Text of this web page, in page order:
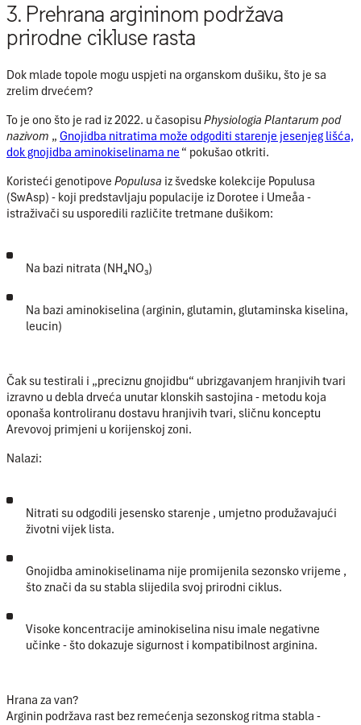
3. Prehrana argininom podržava
prirodne cikluse rasta
Dok mlade topole mogu uspjeti na organskom dušiku, što je sa
zrelim drvećem?
To je ono što je rad iz 2022. u časopisu Physiologia Plantarum pod
nazivom „ Gnojidba nitratima može odgoditi starenje jesenjeg lišća,
dok gnojidba aminokiselinama ne “ pokušao otkriti.
Koristeći genotipove Populusa izšvedske kolekcije Populusa
(SwAsp) - koji predstavljaju populacije iz Dorotee i Umeåa -
istraživači su usporedili različite tretmane dušikom:
Na bazi nitrata (NH₄NO₃)
Na bazi aminokiselina (arginin, glutamin, glutaminska kiselina,
leucin)
Čak su testirali i „preciznu gnojidbu“ ubrizgavanjem hranjivih tvari
izravno u debla drveća unutar klonskih sastojina - metodu koja
oponaša kontroliranu dostavu hranjivih tvari, sličnu konceptu
Arevovoj primjeni u korijenskoj zoni.
Nalazi:
Nitrati su odgodili jesensko starenje , umjetno produžavajući
životni vijek lista.
Gnojidba aminokiselinama nije promijenila sezonsko vrijeme ,
što znači da su stabla slijedila svoj prirodni ciklus.
Visoke koncentracije aminokiselina nisu imale negativne
učinke - što dokazuje sigurnost i kompatibilnost arginina.
Hrana za van?
Arginin podržava rast bez remećenja sezonskog ritma stabla -